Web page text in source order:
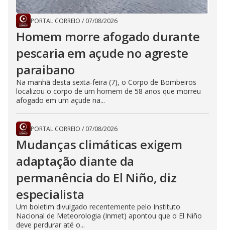
PORTAL CORREIO / 07/08/2026
Homem morre afogado durante
pescaria em açude no agreste
paraibano
Na manhã desta sexta-feira (7), o Corpo de Bombeiros
localizou o corpo de um homem de 58 anos que morreu
afogado em um açude na...
PORTAL CORREIO / 07/08/2026
Mudanças climáticas exigem
adaptação diante da
permanência do El Niño, diz
especialista
Um boletim divulgado recentemente pelo Instituto
Nacional de Meteorologia (Inmet) apontou que o El Niño
deve perdurar até o...